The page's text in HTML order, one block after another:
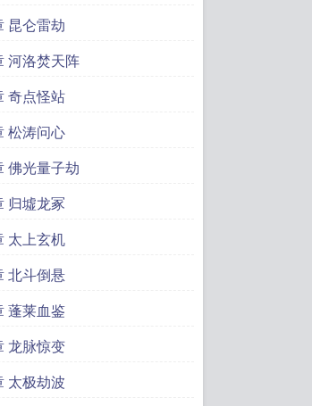
昆仑雷劫
河洛焚天阵
奇点怪站
松涛问心
佛光量子劫
归墟龙冢
太上玄机
北斗倒悬
蓬莱血鉴
龙脉惊变
太极劫波